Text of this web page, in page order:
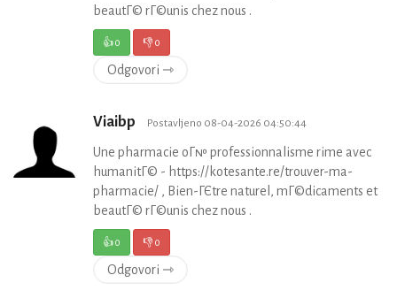
beautГ© rГ©unis chez nous .
👍0 👎0
Odgovori ⇾
Viaibp Postavljeno 08-04-2026 04:50:44
Une pharmacie oГ№ professionnalisme rime avec
humanitГ© - https://kotesante.re/trouver-ma-
pharmacie/ , Bien-ГЄtre naturel, mГ©dicaments et
beautГ© rГ©unis chez nous .
👍0 👎0
Odgovori ⇾